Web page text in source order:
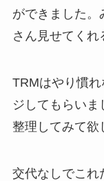
ができました。
さん見せてくれ
TRMはやり慣
ジしてもらいま
整理してみて欲
交代なしでこれ